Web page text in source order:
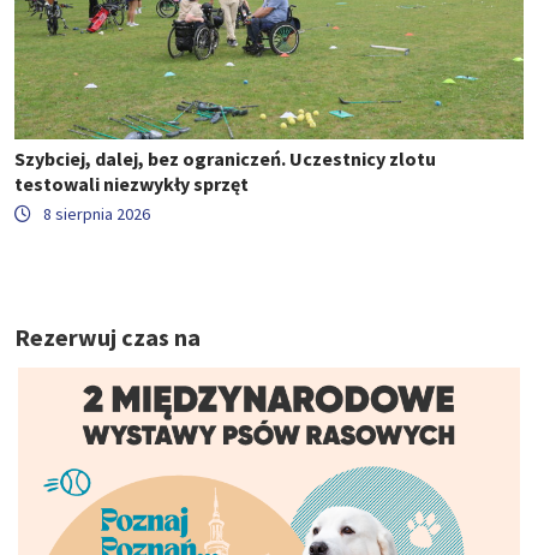
Szybciej, dalej, bez ograniczeń. Uczestnicy zlotu
testowali niezwykły sprzęt
8 sierpnia 2026
Rezerwuj czas na